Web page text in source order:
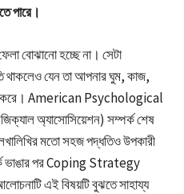
পারে।
বোঝানো হচ্ছে না। সেটা
থাকলেও যেন তা আপনার ঘুম, কাজ,
না করে। American Psychological
অ্যাসোসিয়েশন) সম্পর্ক শেষ
মতো সহজ পদ্ধতিও উপকারী
ভাঙার পর Coping Strategy
এই বিষয়টি বুঝতে সাহায্য